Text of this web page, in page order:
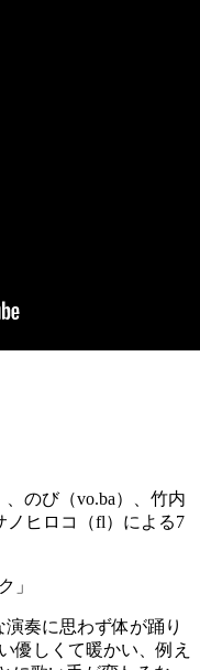
のび（vo.ba）、竹内
ノヒロコ（fl）による7
」
奏に思わず体が踊り
優しくて暖かい、例え